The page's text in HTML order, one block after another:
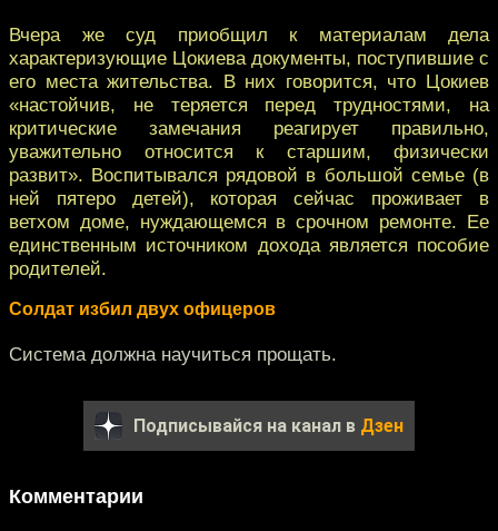
Вчера же суд приобщил к материалам дела
характеризующие Цокиева документы, поступившие с
его места жительства. В них говорится, что Цокиев
«настойчив, не теряется перед трудностями, на
критические замечания реагирует правильно,
уважительно относится к старшим, физически
развит». Воспитывался рядовой в большой семье (в
ней пятеро детей), которая сейчас проживает в
ветхом доме, нуждающемся в срочном ремонте. Ее
единственным источником дохода является пособие
родителей.
Cолдат избил двух офицеров
Система должна научиться прощать.
Подписывайся на канал в Дзен
Комментарии